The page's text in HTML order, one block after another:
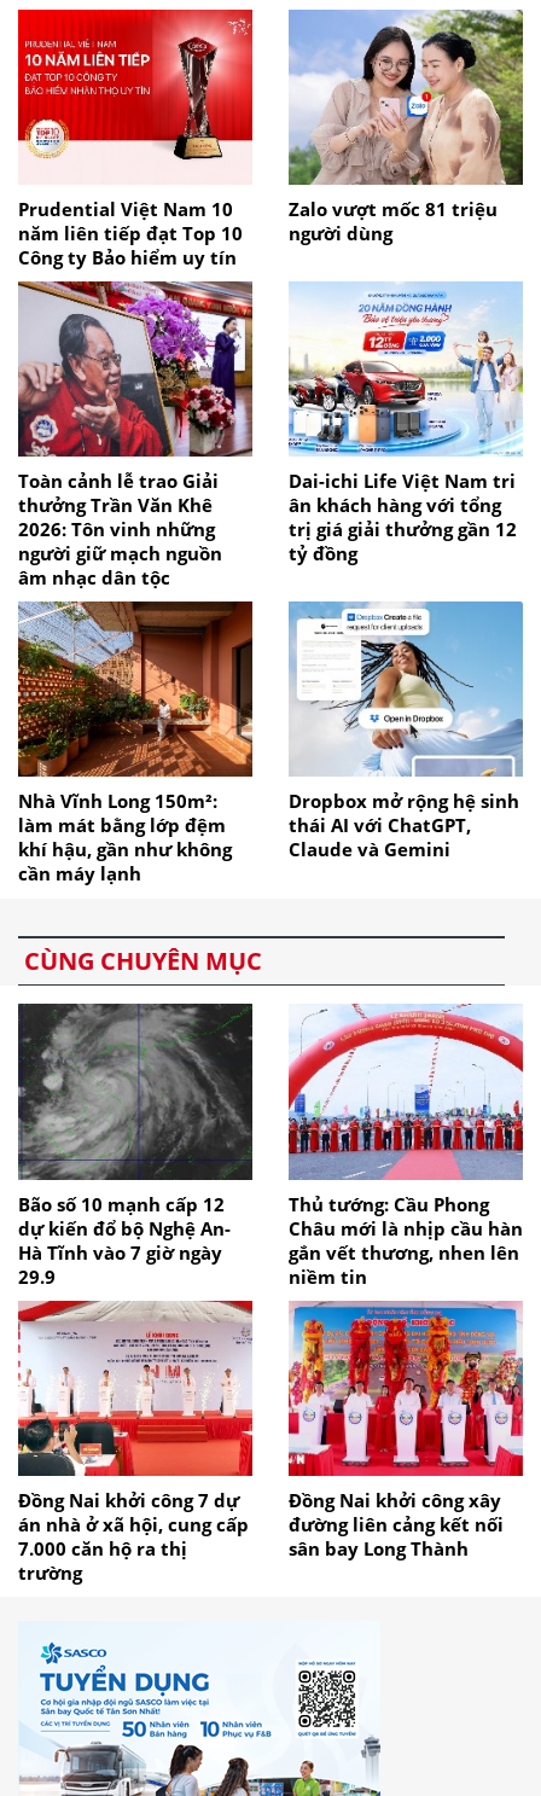
Prudential Việt Nam 10
năm liên tiếp đạt Top 10
Công ty Bảo hiểm uy tín
Zalo vượt mốc 81 triệu
người dùng
Toàn cảnh lễ trao Giải
thưởng Trần Văn Khê
2026: Tôn vinh những
người giữ mạch nguồn
âm nhạc dân tộc
Dai-ichi Life Việt Nam tri
ân khách hàng với tổng
trị giá giải thưởng gần 12
tỷ đồng
Nhà Vĩnh Long 150m²:
làm mát bằng lớp đệm
khí hậu, gần như không
cần máy lạnh
Dropbox mở rộng hệ sinh
thái AI với ChatGPT,
Claude và Gemini
CÙNG CHUYÊN MỤC
Bão số 10 mạnh cấp 12
dự kiến đổ bộ Nghệ An-
Hà Tĩnh vào 7 giờ ngày
29.9
Thủ tướng: Cầu Phong
Châu mới là nhịp cầu hàn
gắn vết thương, nhen lên
niềm tin
Đồng Nai khởi công 7 dự
án nhà ở xã hội, cung cấp
7.000 căn hộ ra thị
trường
Đồng Nai khởi công xây
đường liên cảng kết nối
sân bay Long Thành